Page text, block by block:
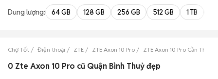
Dung lượng: 64 GB 128 GB 256 GB 512 GB 1 TB
Chợ Tốt Điện thoại ZTE ZTE Axon 10 Pro ZTE Axon 10 Pro Cần Thơ
0 Zte Axon 10 Pro cũ Quận Bình Thuỷ đẹp